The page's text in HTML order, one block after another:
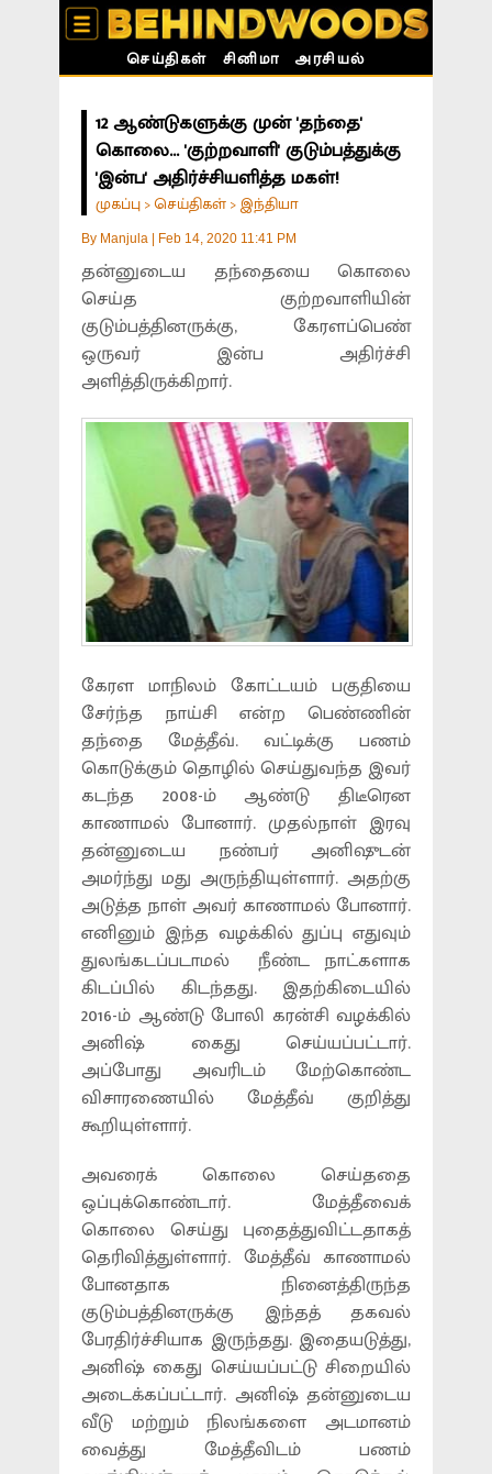
செய்திகள் சினிமா அரசியல்
12 ஆண்டுகளுக்கு முன் 'தந்தை'
கொலை... 'குற்றவாளி' குடும்பத்துக்கு
'இன்ப' அதிர்ச்சியளித்த மகள்!
முகப்பு >செய்திகள் > இந்தியா
By Manjula Feb 14, 2020 11:41 PM
தன்னுடைய தந்தையை கொலை
செய்த குற்றவாளியின்
குடும்பத்தினருக்கு, கேரளப்பெண்
ஒருவர் இன்ப அதிர்ச்சி
அளித்திருக்கிறார்.
கேரள மாநிலம் கோட்டயம் பகுதியை
சேர்ந்த நாய்சி என்ற பெண்ணின்
தந்தை மேத்தீவ். வட்டிக்கு பணம்
கொடுக்கும் தொழில் செய்துவந்த இவர்
கடந்த 2008-ம் ஆண்டு திடீரென
காணாமல் போனார். முதல்நாள் இரவு
தன்னுடைய நண்பர் அனிஷுடன்
அமர்ந்து மது அருந்தியுள்ளார். அதற்கு
அடுத்த நாள் அவர் காணாமல் போனார்.
எனினும் இந்த வழக்கில் துப்பு எதுவும்
துலங்கடப்படாமல் நீண்ட நாட்களாக
கிடப்பில் கிடந்தது. இதற்கிடையில்
2016-ம் ஆண்டு போலி கரன்சி வழக்கில்
அனிஷ் கைது செய்யப்பட்டார்.
அப்போது அவரிடம் மேற்கொண்ட
விசாரணையில் மேத்தீவ் குறித்து
கூறியுள்ளார்.
அவரைக் கொலை செய்ததை
ஒப்புக்கொண்டார். மேத்தீவைக்
கொலை செய்து புதைத்துவிட்டதாகத்
தெரிவித்துள்ளார். மேத்தீவ் காணாமல்
போனதாக நினைத்திருந்த
குடும்பத்தினருக்கு இந்தத் தகவல்
பேரதிர்ச்சியாக இருந்தது. இதையடுத்து,
அனிஷ் கைது செய்யப்பட்டு சிறையில்
அடைக்கப்பட்டார். அனிஷ் தன்னுடைய
வீடு மற்றும் நிலங்களை அடமானம்
வைத்து மேத்தீவிடம் பணம்